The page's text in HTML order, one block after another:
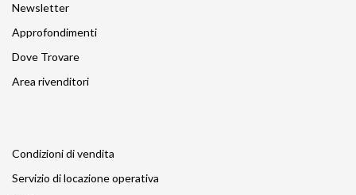
Newsletter
Approfondimenti
Dove Trovare
Area rivenditori
Condizioni di vendita
Servizio di locazione operativa